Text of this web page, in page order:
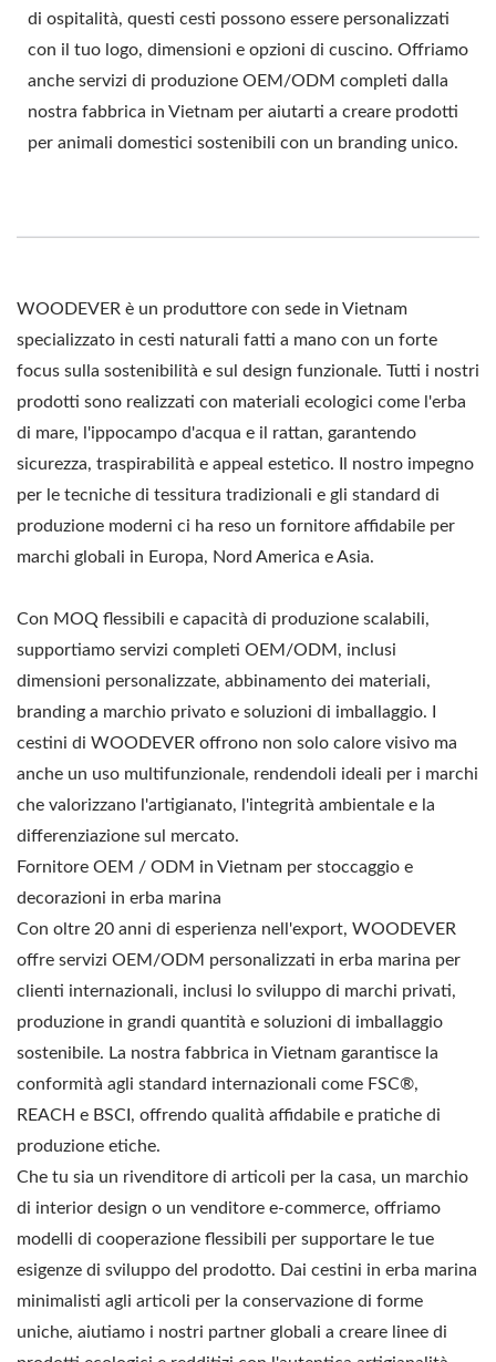
di ospitalità, questi cesti possono essere personalizzati
con il tuo logo, dimensioni e opzioni di cuscino. Offriamo
anche servizi di produzione OEM/ODM completi dalla
nostra fabbrica in Vietnam per aiutarti a creare prodotti
per animali domestici sostenibili con un branding unico.
WOODEVER è un produttore con sede in Vietnam
specializzato in cesti naturali fatti a mano con un forte
focus sulla sostenibilità e sul design funzionale. Tutti i nostri
prodotti sono realizzati con materiali ecologici come l'erba
di mare, l'ippocampo d'acqua e il rattan, garantendo
sicurezza, traspirabilità e appeal estetico. Il nostro impegno
per le tecniche di tessitura tradizionali e gli standard di
produzione moderni ci ha reso un fornitore affidabile per
marchi globali in Europa, Nord America e Asia.
Con MOQ flessibili e capacità di produzione scalabili,
supportiamo servizi completi OEM/ODM, inclusi
dimensioni personalizzate, abbinamento dei materiali,
branding a marchio privato e soluzioni di imballaggio. I
cestini di WOODEVER offrono non solo calore visivo ma
anche un uso multifunzionale, rendendoli ideali per i marchi
che valorizzano l'artigianato, l'integrità ambientale e la
differenziazione sul mercato.
Fornitore OEM / ODM in Vietnam per stoccaggio e
decorazioni in erba marina
Con oltre 20 anni di esperienza nell'export, WOODEVER
offre servizi OEM/ODM personalizzati in erba marina per
clienti internazionali, inclusi lo sviluppo di marchi privati,
produzione in grandi quantità e soluzioni di imballaggio
sostenibile. La nostra fabbrica in Vietnam garantisce la
conformità agli standard internazionali come FSC®,
REACH e BSCI, offrendo qualità affidabile e pratiche di
produzione etiche.
Che tu sia un rivenditore di articoli per la casa, un marchio
di interior design o un venditore e-commerce, offriamo
modelli di cooperazione flessibili per supportare le tue
esigenze di sviluppo del prodotto. Dai cestini in erba marina
minimalisti agli articoli per la conservazione di forme
uniche, aiutiamo i nostri partner globali a creare linee di